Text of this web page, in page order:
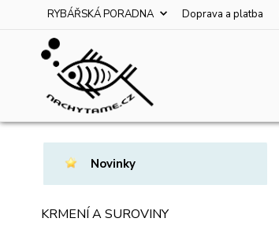
RYBÁŘSKÁ PORADNA Doprava a platba
Novinky
KRMENÍ A SUROVINY